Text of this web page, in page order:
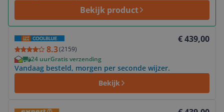
Bekijk product
8.3(2159)
€ 439,00
24 uurGratis verzending
Vandaag besteld, morgen per seconde wijzer.
Bekijk